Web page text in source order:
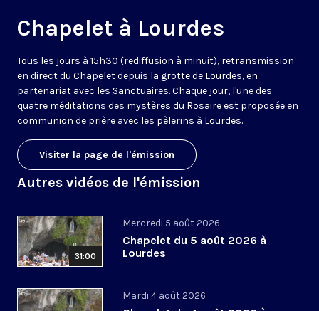
Chapelet à Lourdes
Tous les jours à 15h30 (rediffusion à minuit), retransmission
en direct du Chapelet depuis la grotte de Lourdes, en
partenariat avec les Sanctuaires. Chaque jour, l'une des
quatre méditations des mystères du Rosaire est proposée en
communion de prière avec les pèlerins à Lourdes.
Visiter la page de l'émission
Autres vidéos de l'émission
31:00
Mercredi 5 août 2026
Chapelet du 5 août 2026 à
Lourdes
Mardi 4 août 2026